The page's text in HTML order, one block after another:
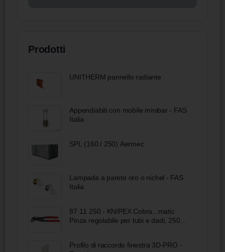
Prodotti
UNITHERM pannello radiante
Appendiabiti con mobile minibar - FAS
Italia
SPL (160 / 250) Aermec
Lampada a parete oro o nichel - FAS
Italia
87 11 250 - KNIPEX Cobra...matic
Pinza regolabile per tubi e dadi, 250
Profilo di raccordo finestra 3D-PRO -